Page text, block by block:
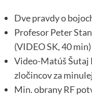
Dve pravdy o
Profesor Peter
(VIDEO SK, 40 min)
Video-Matúš Šutaj
zločincov za
Min. obrany RF